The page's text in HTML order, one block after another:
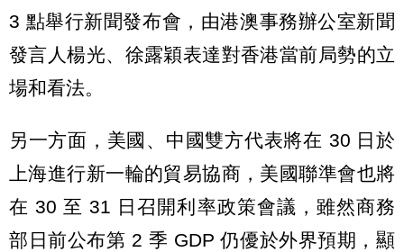
3 點舉行新聞發布會，由港澳事務辦公室新聞
發言人楊光、徐露穎表達對香港當前局勢的立
場和看法。
另一方面，美國、中國雙方代表將在 30 日於
上海進行新一輪的貿易協商，美國聯準會也將
在 30 至 31 日召開利率政策會議，雖然商務
部日前公布第 2 季 GDP 仍優於外界預期，顯